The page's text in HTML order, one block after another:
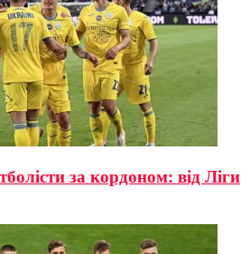
за кордоном: від Ліги